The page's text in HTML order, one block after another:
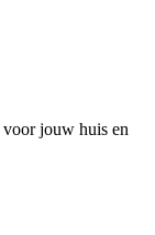
voor jouw huis en